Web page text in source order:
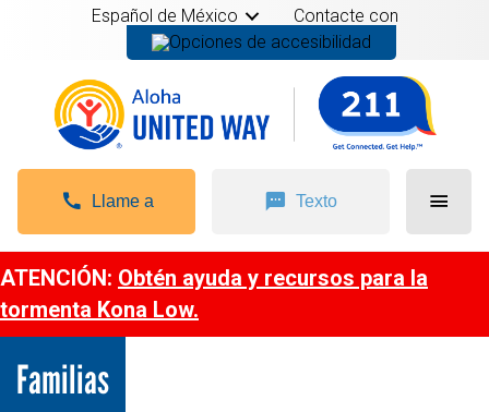
Español de México Contacte con
Llame a Texto
ATENCIÓN: Obtén ayuda y recursos para la
tormenta Kona Low.
Familias